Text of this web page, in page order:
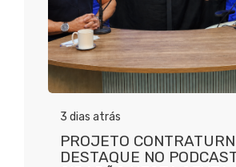
3 dias atrás
PROJETO
DESTAQUE NO